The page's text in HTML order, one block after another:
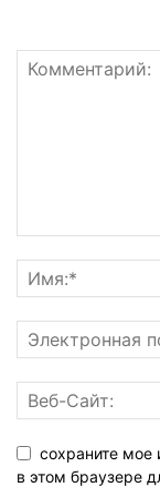
сохраните мое
в этом браузере